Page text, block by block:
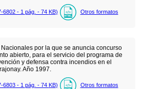
6802 - 1 pág. - 74 KB) Otros formatos
por la que se anuncia concurso
abierto, para el servicio del programa de
y defensa contra incendios en el
Año 1997.
6803 - 1 pág. - 74 KB) Otros formatos